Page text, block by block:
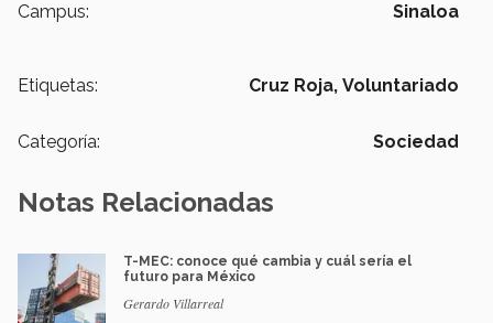
Campus: Sinaloa
Etiquetas: Cruz Roja, Voluntariado
Categoría: Sociedad
Notas Relacionadas
T-MEC: conoce qué cambia y cuál sería el
futuro para México
Gerardo Villarreal